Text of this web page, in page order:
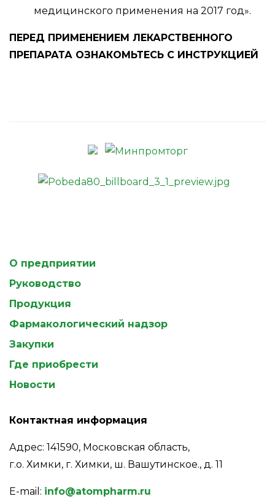
медицинского применения на 2017 год».
ПЕРЕД ПРИМЕНЕНИЕМ ЛЕКАРСТВЕННОГО
ПРЕПАРАТА ОЗНАКОМЬТЕСЬ С ИНСТРУКЦИЕЙ
О предприятии
Руководство
Продукция
Фармакологический надзор
Закупки
Где приобрести
Новости
Контактная информация
Адрес: 141590, Московская область,
г.о. Химки, г. Химки, ш. Вашутинское., д. 11
E-mail: info@atompharm.ru